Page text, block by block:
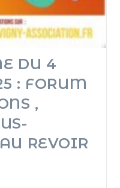
DU 4
: FORUM
,
REVOIR